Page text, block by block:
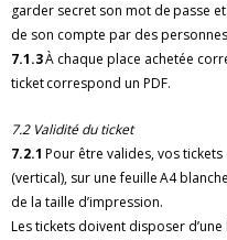
garder secret son mot de passe
de son compte par des
7.1.3À chaque place achetée
ticket correspond un PDF.
7.2 Validité du ticket
7.2.1 Pour être valides, vos
(vertical), sur une feuille A4
de la taille d’impression.
Les tickets doivent disposer